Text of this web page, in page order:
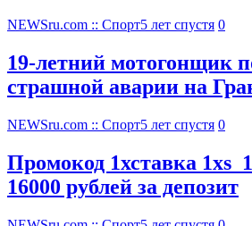
NEWSru.com :: Спорт5 лет спустя 0
19-летний мотогонщик
страшной аварии на
NEWSru.com :: Спорт5 лет спустя 0
Промокод 1хставка
16000 рублей за депозит